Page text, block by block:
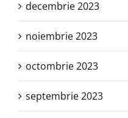
decembrie 2023
noiembrie 2023
octombrie 2023
septembrie 2023